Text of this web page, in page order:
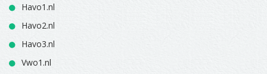
Havo1.nl
Havo2.nl
Havo3.nl
Vwo1.nl